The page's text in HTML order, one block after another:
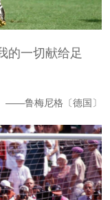
的一切献给足
——鲁梅尼格〔德国〕